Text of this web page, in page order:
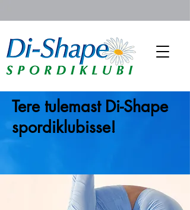
Tere tulemast Di-Shape
spordiklubisse!